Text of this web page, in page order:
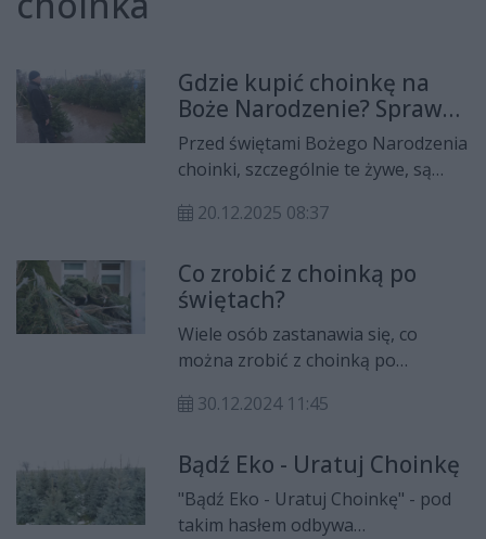
Gdzie kupić choinkę na
Boże Narodzenie? Sprawdź
ceny w Radomiu i
okolicach
Przed świętami Bożego Narodzenia
choinki, szczególnie te żywe, są
Jednym z miejsc, gdzie można je
Dobieszyn. Dostępne są także w
innych miejscach w Radomiu. Duży
jest również wybór sztucznych
drzewek.
20.12.2025 08:37
Co zrobić z choinką po
świętach?
Wiele osób zastanawia się, co
można zrobić z choinką po
śmietnik, można ją wykorzystać w
30.12.2024 11:45
Bądź Eko - Uratuj Choinkę
"Bądź Eko - Uratuj Choinkę" - pod
takim hasłem odbywa